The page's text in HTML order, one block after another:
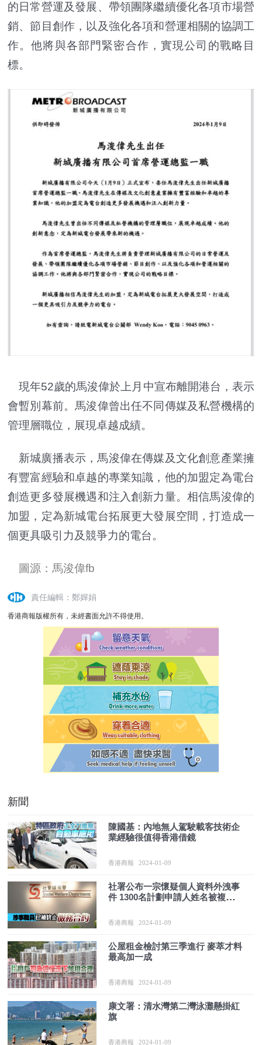
的日常營運及發展、帶領團隊繼續優化各項市場營
銷、節目創作，以及強化各項和營運相關的協調工
作。他將與各部門緊密合作，實現公司的戰略目
標。
現年52歲的馬浚偉於上月中宣布離開港台，表示
會暫別幕前。馬浚偉曾出任不同傳媒及私營機構的
管理層職位，展現卓越成績。
新城廣播表示，馬浚偉在傳媒及文化創意產業擁
有豐富經驗和卓越的專業知識，他的加盟定為電台
創造更多發展機遇和注入創新力量。相信馬浚偉的
加盟，定為新城電台拓展更大發展空間，打造成一
個更具吸引力及競爭力的電台。
圖源： 馬浚偉fb
責任編輯：鄭嬋娟
香港商報版權所有，未經書面允許不得使用。
新聞
陳國基：內地無人駕駛載客技術企
業經驗很值得香港借鏡
香港商報 2024-01-09
社署公布一宗懷疑個人資料外洩事
件 1300名計劃申請人姓名被複製上
香港商報 2024-01-09
公屋租金檢討第三季進行 麥萃才料
最高加一成
香港商報 2024-01-09
康文署：清水灣第二灣泳灘懸掛紅
旗
香港商報 2024-01-09